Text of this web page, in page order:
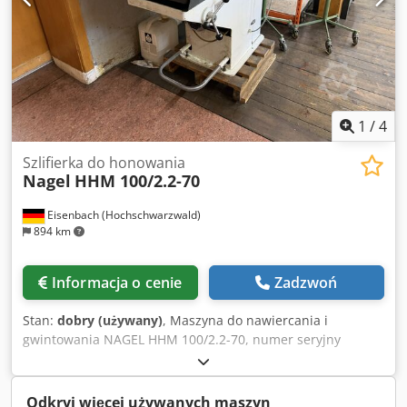
1 /4
Eisenbach (Hochschwarzwald)
894 km
Szlifierka do honowania
Nagel HHM 100/2.2-70
Informacja o cenie Zadzwoń
Stan: dobry (używany), Maszyna do nawiercania i
gwintowania NAGEL HHM 100/2.2-70, numer seryjny
maszyny: 1710. Dkodpfx Amjztc Hks Ser
Odkryj więcej używanych maszyn